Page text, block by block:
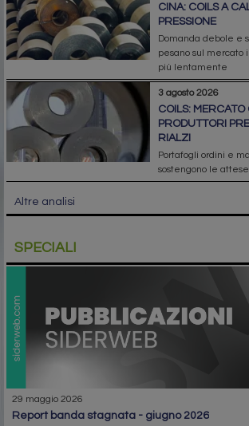
CINA: COILS A
PRESSIONE
Domanda debole e
pesano sul mercato
più lentamente
3 agosto 2026
COILS: MERCATO
PRODUTTORI
RIALZI
Portafogli ordini e
sostengono le
Altre analisi
SPECIALI
29 maggio 2026
report banda stagnata - giugno 2026